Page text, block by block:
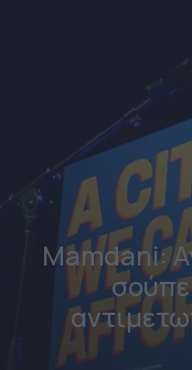
Mamdani: